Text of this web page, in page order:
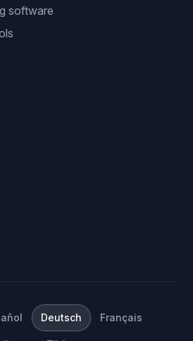
software
Deutsch Français